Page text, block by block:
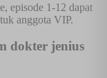
episode 1-12 dapat
anggota VIP.
dokter jenius